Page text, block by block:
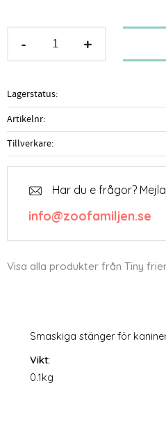
+
-
Lagerstatus
Artikelnr
Tillverkare
Har du e frågor?
info@zoofamiljen.se
Visa alla produkter från Tiny
Smaskiga stänger för
Vikt:
0.1kg